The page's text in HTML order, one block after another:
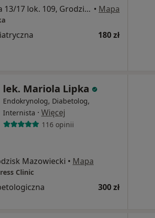
Obrońców Getta 13/17 lok. 109, Grodzisk Mazowiecki • Mapa
180 zł
lek. Mariola Lipka
Endokrynolog, Diabetolog,
Internista · Więcej
116 opinii
Mazowiecki • Mapa
Clinic
300 zł